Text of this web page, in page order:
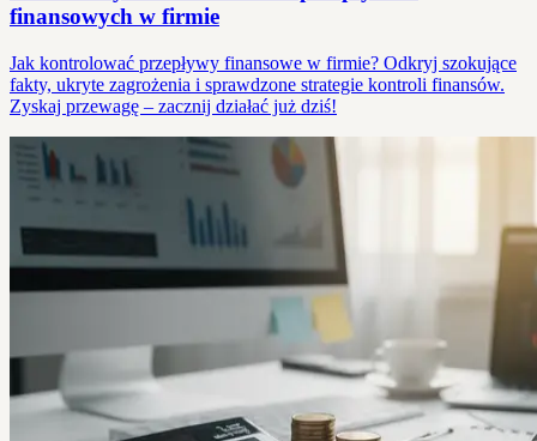
finansowych w firmie
Jak kontrolować przepływy finansowe w firmie? Odkryj szokujące
fakty, ukryte zagrożenia i sprawdzone strategie kontroli finansów.
Zyskaj przewagę – zacznij działać już dziś!